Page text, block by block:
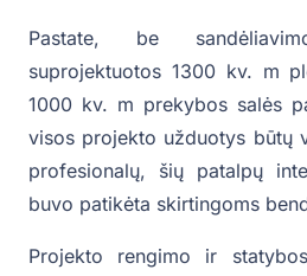
Pastate, be
suprojektuotos 1300 kv. m
1000 kv. m prekybos salės
visos projekto užduotys būtų
profesionalų, šių patalpų
buvo patikėta skirtingoms
Projekto rengimo ir